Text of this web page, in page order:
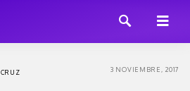
3 NOVIEMBRE, 2017